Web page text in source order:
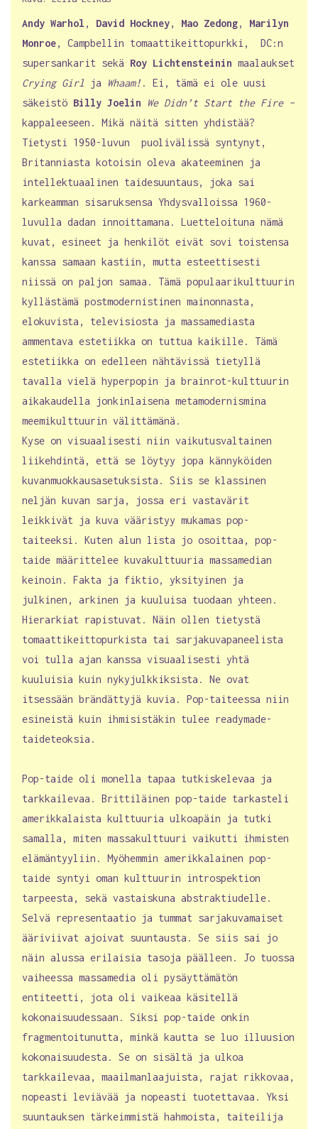
Andy Warhol , David Hockney, Mao Zedong, Marilyn
Monroe, Campbellin tomaattikeittopurkki, DC:n
supersankarit sekä Roy Lichtensteinin maalaukset
Crying Girl ja Whaam! . Ei, tämä ei ole uusi
säkeistö Billy Joelin
We Didn’t Start the Fire –
kappaleeseen. Mikä näitä sitten yhdistää?
Tietysti 1950-luvun puolivälissä syntynyt,
Britanniasta kotoisin oleva akateeminen ja
intellektuaalinen taidesuuntaus, joka sai
karkeamman sisaruksensa Yhdysvalloissa 1960-
luvulla dadan innoittamana. Luetteloituna nämä
kuvat, esineet ja henkilöt eivät sovi toistensa
kanssa samaan kastiin, mutta esteettisesti
niissä on paljon samaa. Tämä populaarikulttuurin
kyllästämä postmodernistinen mainonnasta,
elokuvista, televisiosta ja massamediasta
ammentava estetiikka on tuttua kaikille. Tämä
estetiikka on edelleen nähtävissä tietyllä
tavalla vielä hyperpopin ja brainrot-kulttuurin
aikakaudella jonkinlaisena metamodernismina
meemikulttuurin välittämänä.
Kyse on visuaalisesti niin vaikutusvaltainen
liikehdintä, että se löytyy jopa kännyköiden
kuvanmuokkausasetuksista. Siis se klassinen
neljän kuvan sarja, jossa eri vastavärit
leikkivät ja kuva vääristyy mukamas pop-
taiteeksi. Kuten alun lista jo osoittaa, pop-
taide määrittelee kuvakulttuuria massamedian
keinoin. Fakta ja fiktio, yksityinen ja
julkinen, arkinen ja kuuluisa tuodaan yhteen.
Hierarkiat rapistuvat. Näin ollen tietystä
tomaattikeittopurkista tai sarjakuvapaneelista
voi tulla ajan kanssa visuaalisesti yhtä
kuuluisia kuin nykyjulkkiksista. Ne ovat
itsessään brändättyjä kuvia. Pop-taiteessa niin
esineistä kuin ihmisistäkin tulee readymade-
taideteoksia.
Pop-taide oli monella tapaa tutkiskelevaa ja
tarkkailevaa. Brittiläinen pop-taide tarkasteli
amerikkalaista kulttuuria ulkoapäin ja tutki
samalla, miten massakulttuuri vaikutti ihmisten
elämäntyyliin. Myöhemmin amerikkalainen pop-
taide syntyi oman kulttuurin introspektion
tarpeesta, sekä vastaiskuna abstraktiudelle.
Selvä representaatio ja tummat sarjakuvamaiset
ääriviivat ajoivat suuntausta. Se siis sai jo
näin alussa erilaisia tasoja päälleen. Jo tuossa
vaiheessa massamedia oli pysäyttämätön
entiteetti, jota oli vaikeaa käsitellä
kokonaisuudessaan. Siksi pop-taide onkin
fragmentoitunutta, minkä kautta se luo illuusion
kokonaisuudesta. Se on sisältä ja ulkoa
tarkkailevaa, maailmanlaajuista, rajat rikkovaa,
nopeasti leviävää ja nopeasti tuotettavaa. Yksi
suuntauksen tärkeimmistä hahmoista, taiteilija